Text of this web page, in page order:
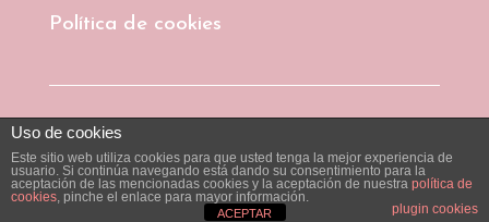
Política de cookies
Uso de cookies
Este sitio web utiliza cookies para que usted tenga la mejor experiencia de
usuario. Si continúa navegando está dando su consentimiento para la
aceptación de las mencionadas cookies y la aceptación de nuestra política de
cookies, pinche el enlace para mayor información.
plugin cookies
ACEPTAR